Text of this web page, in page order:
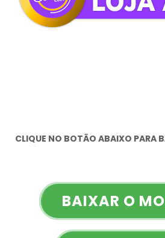
CLIQUE NO BOTÃO ABAIXO PARA
BAIXAR O